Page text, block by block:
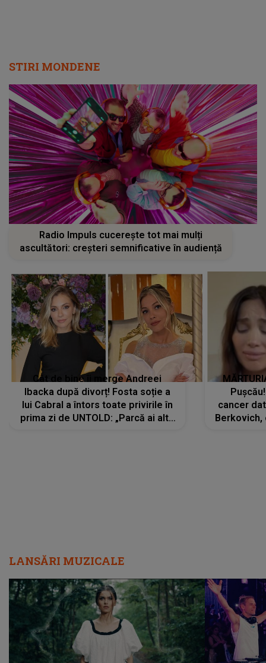
STIRI MONDENE
Radio Impuls cucerește tot mai mulți
ascultători: creșteri semnificative în audiență
Cât de bine îi merge Andreei
Ibacka după divorț! Fosta soție a
lui Cabral a întors toate privirile în
prima zi de UNTOLD: „Parcă ai altă
cancer
Berkovich,
LANSĂRI MUZICALE